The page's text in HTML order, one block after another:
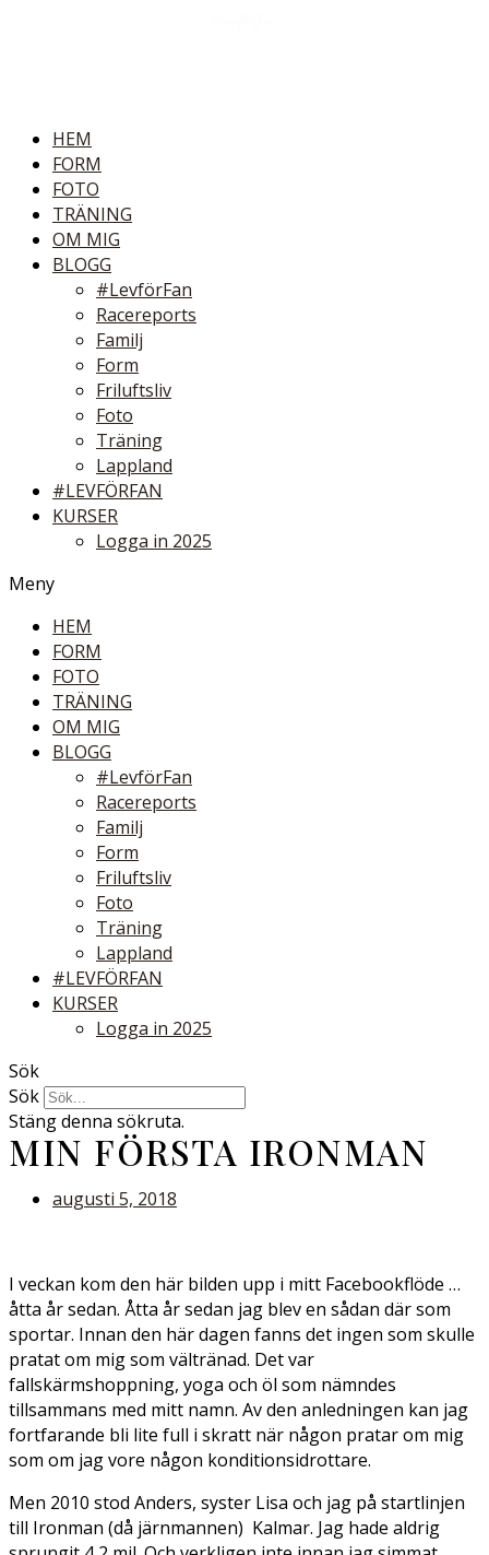
HEM
FORM
FOTO
TRÄNING
OM MIG
BLOGG
#LevförFan
Racereports
Familj
Form
Friluftsliv
Foto
Träning
Lappland
#LEVFÖRFAN
KURSER
Logga in 2025
Meny
HEM
FORM
FOTO
TRÄNING
OM MIG
BLOGG
#LevförFan
Racereports
Familj
Form
Friluftsliv
Foto
Träning
Lappland
#LEVFÖRFAN
KURSER
Logga in 2025
Sök
Sök
Stäng denna sökruta.
MIN FÖRSTA IRONMAN
augusti 5, 2018
I veckan kom den här bilden upp i mitt Facebookflöde …
åtta år sedan. Åtta år sedan jag blev en sådan där som
sportar. Innan den här dagen fanns det ingen som skulle
pratat om mig som vältränad. Det var
fallskärmshoppning, yoga och öl som nämndes
tillsammans med mitt namn. Av den anledningen kan jag
fortfarande bli lite full i skratt när någon pratar om mig
som om jag vore någon konditionsidrottare.
Men 2010 stod Anders, syster Lisa och jag på startlinjen
till Ironman (då järnmannen) Kalmar. Jag hade aldrig